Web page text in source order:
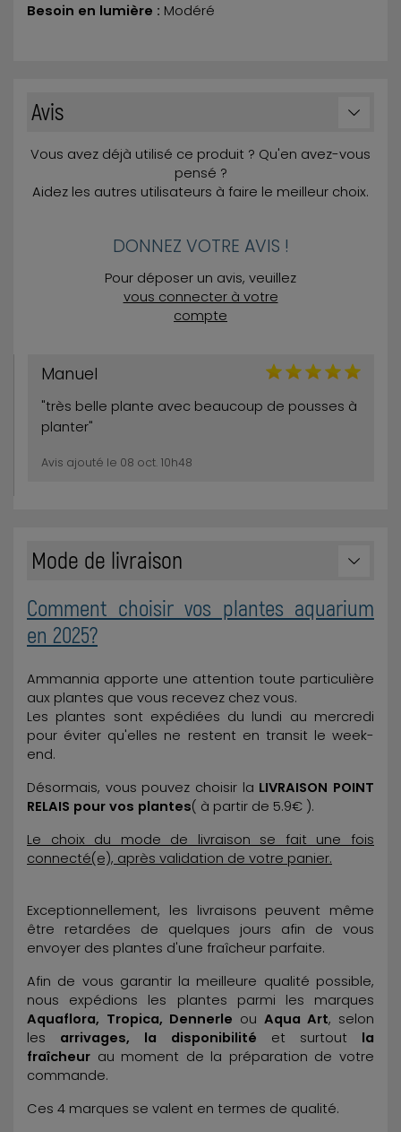
Besoin en lumière : Modéré
Avis
Vous avez déjà utilisé ce produit ? Qu'en avez-vous
pensé ?
Aidez les autres utilisateurs à faire le meilleur choix.
DONNEZ VOTRE AVIS !
Pour déposer un avis, veuillez
vous connecter à votre
compte
Manuel
"très belle plante avec beaucoup de pousses à
planter"
Avis ajouté le 08 oct. 10h48
Mode de livraison
Comment choisir vos plantes aquarium
en 2025?
Ammannia apporte une attention toute particulière
aux plantes que vous recevez chez vous.
Les plantes sont expédiées du lundi au mercredi
pour éviter qu'elles ne restent en transit le week-
end.
Désormais, vous pouvez choisir la LIVRAISON POINT
RELAIS pour vos plantes( à partir de 5.9€ ).
Le choix du mode de livraison se fait une fois
connecté(e), après validation de votre panier.
Exceptionnellement, les livraisons peuvent même
être retardées de quelques jours afin de vous
envoyer des plantes d'une fraîcheur parfaite.
Afin de vous garantir la meilleure qualité possible,
nous expédions les plantes parmi les marques
Aquaflora, Tropica, Dennerle ou Aqua Art, selon
les arrivages, la disponibilité et surtout la
fraîcheur au moment de la préparation de votre
commande.
Ces 4 marques se valent en termes de qualité.